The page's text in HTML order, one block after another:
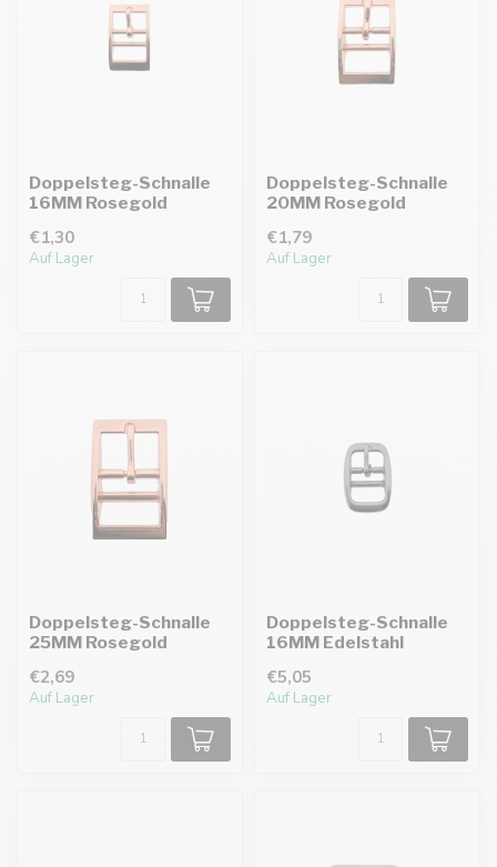
Doppelsteg-Schnalle
16MM Rosegold
€1,30
Auf Lager
Doppelsteg-Schnalle
20MM Rosegold
€1,79
Auf Lager
Doppelsteg-Schnalle
25MM Rosegold
€2,69
Auf Lager
Doppelsteg-Schnalle
16MM Edelstahl
€5,05
Auf Lager